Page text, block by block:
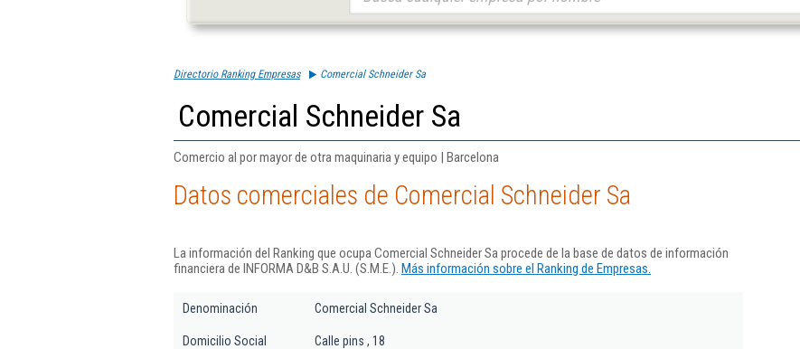
Directorio Ranking Empresas Comercial Schneider Sa
Comercial Schneider Sa
Comercio al por mayor de otra maquinaria y equipo | Barcelona
Datos comerciales de Comercial Schneider Sa
La información del Ranking que ocupa Comercial Schneider Sa procede de la base de datos de información
financiera de INFORMA D&B S.A.U. (S.M.E.). Más información sobre el Ranking de Empresas.
Denominación Comercial Schneider Sa
Domicilio Social Calle pins , 18